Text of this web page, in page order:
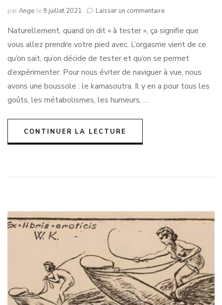
parAnge le 9 juillet 2021 Laisser un commentairesur
externe,
voici
positions
sexuelles
tester
Naturellement, quand on dit « à tester », ça signifie que
vous allez prendre votre pied avec. L’orgasme vient de ce
qu’on sait, qu’on décide de tester et qu’on se permet
d’expérimenter. Pour nous éviter de naviguer à vue, nous
avons une boussole : le kamasoutra. Il y en a pour tous les
goûts, les métabolismes, les humeurs, …
CONTINUER LA LECTURE